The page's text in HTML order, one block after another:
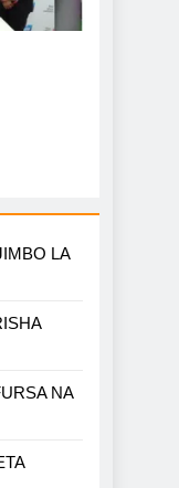
LA
NA